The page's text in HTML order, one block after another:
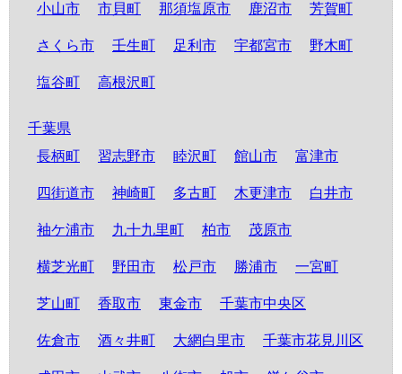
小山市 市貝町 那須塩原市 鹿沼市 芳賀町
さくら市 壬生町 足利市 宇都宮市 野木町
塩谷町 高根沢町
千葉県
長柄町
習志野市 睦沢町 館山市 富津市
四街道市 神崎町 多古町 木更津市 白井市
袖ケ浦市 九十九里町 柏市 茂原市
横芝光町 野田市 松戸市 勝浦市 一宮町
芝山町 香取市 東金市 千葉市中央区
佐倉市 酒々井町 大網白里市 千葉市花見川区